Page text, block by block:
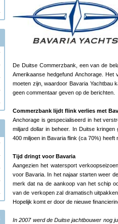
De Duitse Commerzbank, een van de
Amerikaanse hedgefund Anchorage.
moeten zijn, waardoor Bavaria Yachtbau
geen commentaar geven op de berichten.
Commerzbank lijdt flink verlies met
Anchorage is gespecialiseerd in het
miljard dollar in beheer. In Duitse
400 miljoen in Bavaria flink (ca 70%) heeft
Tijd dringt voor Bavaria
Aangezien het watersport
voor Bavaria. In het najaar starten weer
merk dat na de aankoop van het schip
van de verkopen zal dramatisch
Hopelijk komt er door de nieuwe
In 2007 werd de Duitse jachtbouwer nog